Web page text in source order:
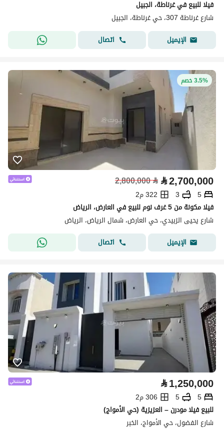
فيلا للبيع في غرناطة، الجبيل
شارع غرناطة 307، حي غرناطة، الجبيل
الإيميل
اتصال
3.5% خصم
⃁2,700,000
⃁
2,800,000
5
3
322 م2
فيلا مكونة من 5 غرف نوم للبيع في العارض، الرياض
شارع يحيى الزبيدي، حي العارض، شمال الرياض، الرياض
الإيميل
اتصال
⃁1,250,000
5
5
306 م2
للبيع فيلا مودرن – العزيزية (حي الأمواج)
شارع الفضول، حي الأمواج، الخبر